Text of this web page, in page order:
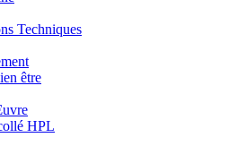
Techniques
être
HPL